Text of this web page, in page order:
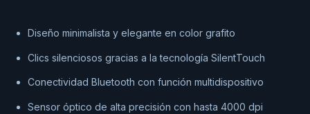
Diseño minimalista y elegante en color grafito
Clics silenciosos gracias a la tecnología SilentTouch
Conectividad Bluetooth con función multidispositivo
Sensor óptico de alta precisión con hasta 4000 dpi